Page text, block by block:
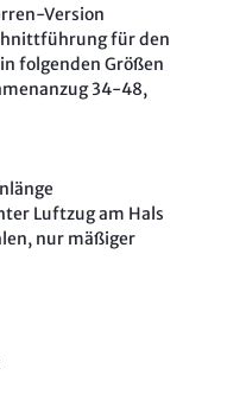
Version
für den
folgenden Größen
34-48,
Luftzug am Hals
nur mäßiger